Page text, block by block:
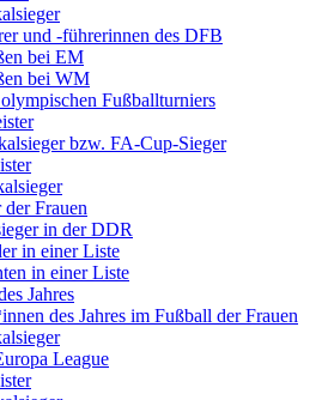
und -führerinnen des DFB
bei EM
bei WM
Fußballturniers
bzw. FA-Cup-Sieger
Frauen
in der DDR
in einer Liste
in einer Liste
Jahres
des Jahres im Fußball der Frauen
League